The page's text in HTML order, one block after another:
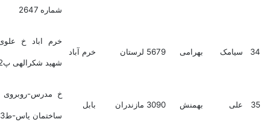
سیامک بهرامی 5679 لرستان خرم آباد
خرم اباد خ علوی کوچه
شهید شکرالهی پ32
علی 3090 مازندران بابل
خ مدرس-روبروی گنجینه-
ساختمان یاس-ط3-پ57